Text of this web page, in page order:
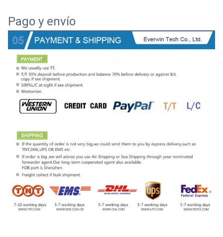
Pago y envío